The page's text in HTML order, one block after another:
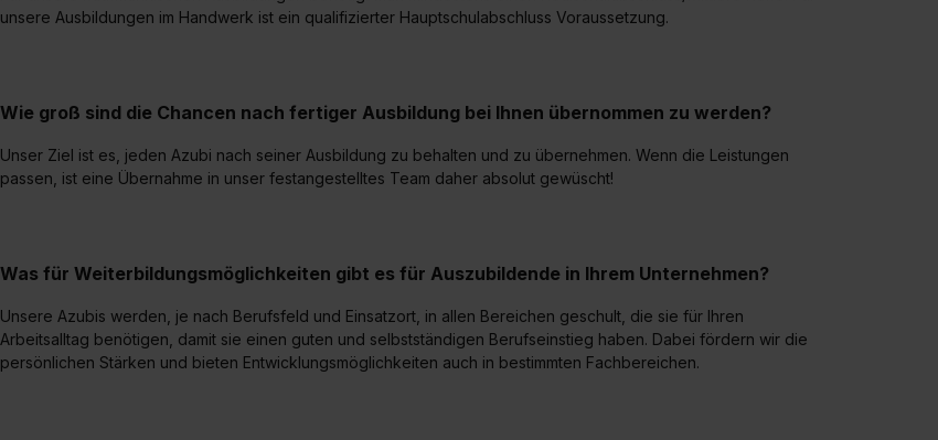
jederzeit mit Wirkung für die Zukunft ganz oder teilweise über unsere
unsere Ausbildungen im Handwerk ist ein qualifizierter Hauptschulabschluss Voraussetzung.
Wie groß sind die Chancen nach fertiger Ausbildung bei Ihnen übernommen zu werden?
Unser Ziel ist es, jeden Azubi nach seiner Ausbildung zu behalten und zu übernehmen. Wenn die Leistungen
passen, ist eine Übernahme in unser festangestelltes Team daher absolut gewüscht!
Was für Weiterbildungsmöglichkeiten gibt es für Auszubildende in Ihrem Unternehmen?
Unsere Azubis werden, je nach Berufsfeld und Einsatzort, in allen Bereichen geschult, die sie für Ihren
Arbeitsalltag benötigen, damit sie einen guten und selbstständigen Berufseinstieg haben. Dabei fördern wir die
persönlichen Stärken und bieten Entwicklungsmöglichkeiten auch in bestimmten Fachbereichen.